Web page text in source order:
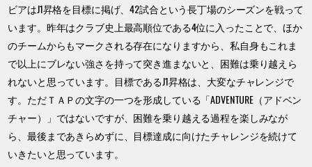
ビアはJ1昇格を目標に掲げ、42試合という長丁場のシーズンを戦って
います。昨年はクラブ史上最高順位である4位に入ったことで、ほか
のチームからもマークされる存在になりますから、私自身もこれま
で以上にブレない強さを持って突き進まないと、困難は乗り越えら
れないと思っています。目標であるJ1昇格は、大変なチャレンジで
す。ただＴＡＰの文字の一つを形成している「ADVENTURE（アドベン
チャー）」ではないですが、困難を乗り越える過程を楽しみなが
ら、最後まであきらめずに、目標達成に向けたチャレンジを続けて
いきたいと思っています。